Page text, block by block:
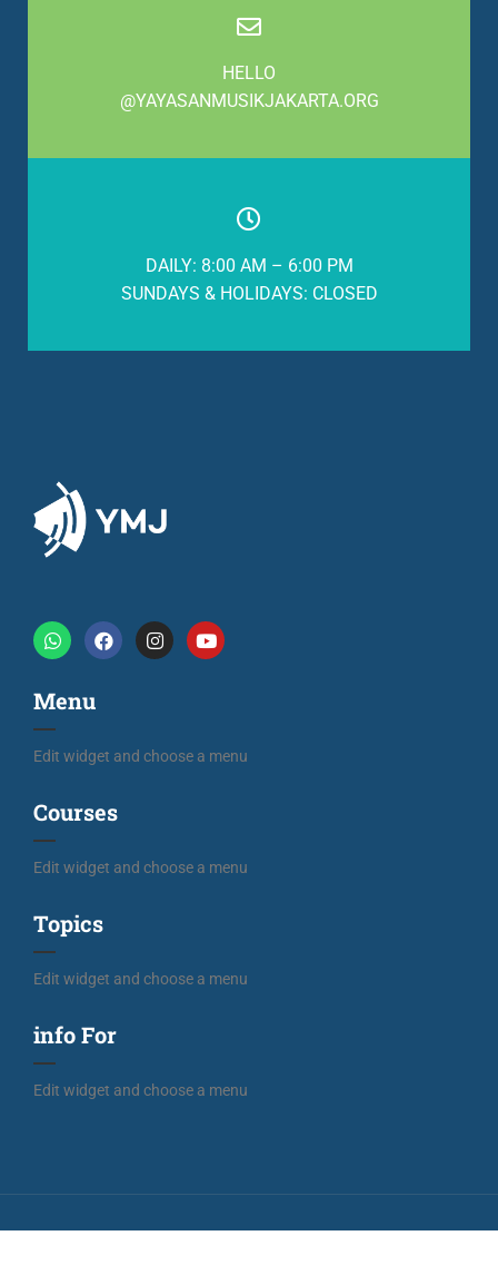
HELLO
@YAYASANMUSIKJAKARTA.ORG
DAILY: 8:00 AM – 6:00 PM
SUNDAYS & HOLIDAYS: CLOSED
Menu
Edit widget and choose a menu
Courses
Edit widget and choose a menu
Topics
Edit widget and choose a menu
info For
Edit widget and choose a menu